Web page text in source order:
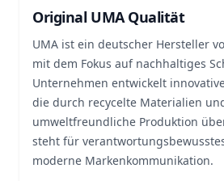
Original UMA Qualität
UMA ist ein deutscher Hersteller
mit dem Fokus auf nachhaltiges
Unternehmen entwickelt
die durch recycelte Materialien
umweltfreundliche Produktion
steht für
moderne Markenkommunikation.